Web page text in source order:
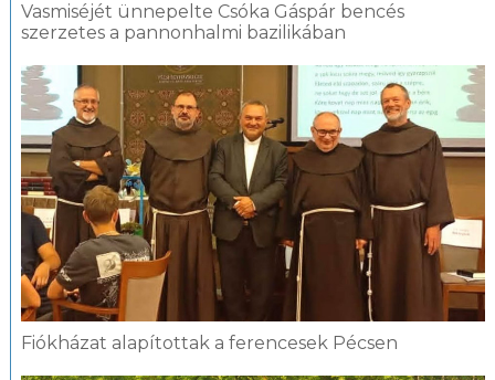
Vasmiséjét ünnepelte Csóka Gáspár bencés
szerzetes a pannonhalmi bazilikában
Fiókházat alapítottak a ferencesek Pécsen